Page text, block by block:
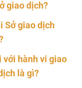
giao dịch?
Sở giao dịch
hành vi giao
là gì?